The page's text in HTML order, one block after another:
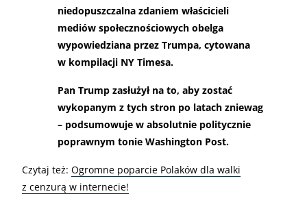
niedopuszczalna zdaniem właścicieli
mediów społecznościowych obelga
wypowiedziana przez Trumpa, cytowana
w kompilacji NY Timesa.
Pan Trump zasłużył na to, aby zostać
wykopanym z tych stron po latach zniewag
– podsumowuje w absolutnie politycznie
poprawnym tonie Washington Post.
Czytaj też: Ogromne poparcie Polaków dla walki
z cenzurą w internecie!